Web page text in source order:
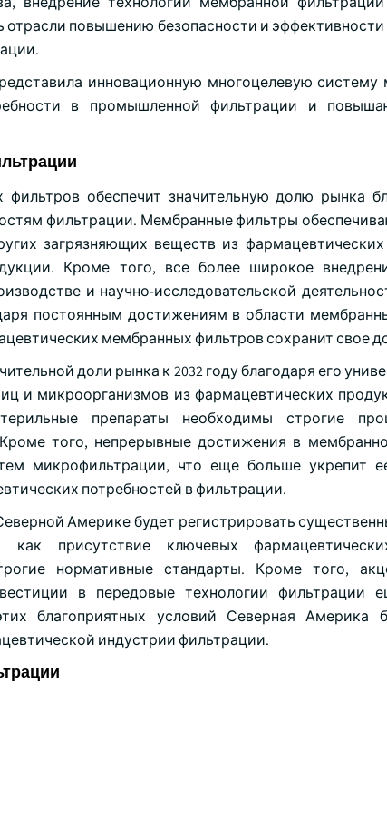
повышению безопасности и эффективности
инновационную многоцелевую
в промышленной фильтрации и
обеспечит значительную долю рынка
фильтрации. Мембранные фильтры
загрязняющих веществ из
Кроме того, все более широкое
и научно-исследовательской
постоянным достижениям в области
мембранных фильтров сохранит свое
доли рынка к 2032 году благодаря его
и микроорганизмов из фармацевтических
препараты необходимы строгие
того, непрерывные достижения в
микрофильтрации, что еще больше укрепит
потребностей в фильтрации.
Америке будет регистрировать
присутствие ключевых
нормативные стандарты. Кроме того,
в передовые технологии фильтрации
благоприятных условий Северная Америка
индустрии фильтрации.